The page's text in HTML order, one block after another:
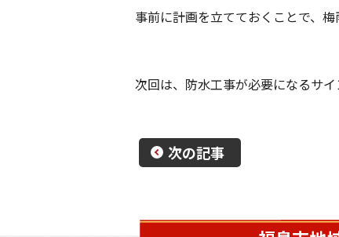
事前に計画を立てておくことで、
次回は、防水工事が必要になるサ
次の記事